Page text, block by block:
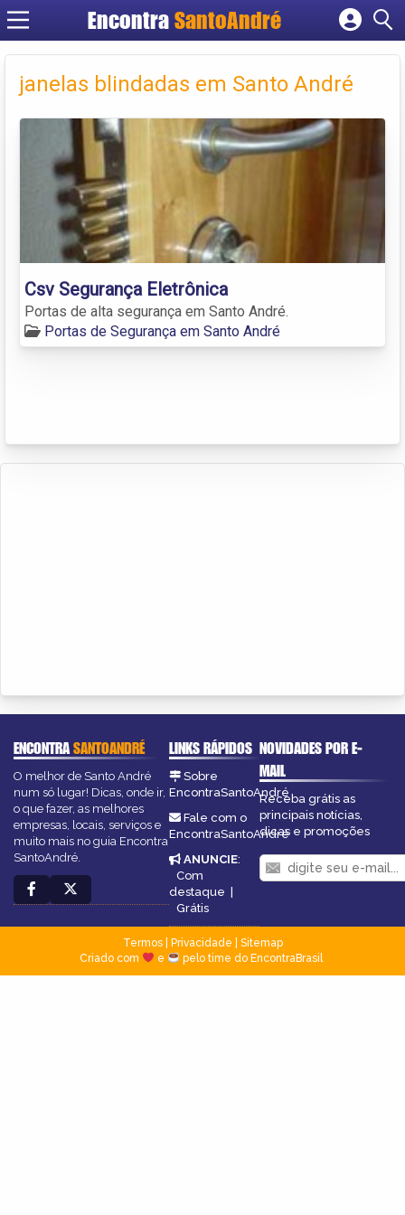
Encontra SantoAndré
Cadastrar empresa
Criar conta
janelas blindadas em Santo André
Csv Segurança Eletrônica
Portas de alta segurança em Santo André.
Portas de Segurança em Santo André
ENCONTRASANTOANDRÉ
O melhor de Santo André
num só lugar! Dicas, onde ir,
o que fazer, as melhores
empresas, locais, serviços e
muito mais no guia Encontra
SantoAndré.
LINKS RÁPIDOS
Sobre
EncontraSantoAndré
Fale com o
EncontraSantoAndré
ANUNCIE:
Com
destaque |
Grátis
NOVIDADES POR E-
MAIL
Receba grátis as
principais notícias,
dicas e promoções
Termos| Privacidade
Sitemap
Criado com
e pelo time do EncontraBrasil